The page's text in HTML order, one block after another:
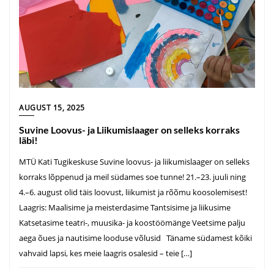
AUGUST 15, 2025
Suvine Loovus- ja Liikumislaager on selleks korraks
läbi!
MTÜ Kati Tugikeskuse Suvine loovus- ja liikumislaager on selleks
korraks lõppenud ja meil südames soe tunne! 21.–23. juuli ning
4.–6. august olid täis loovust, liikumist ja rõõmu koosolemisest!
Laagris: Maalisime ja meisterdasime Tantsisime ja liikusime
Katsetasime teatri-, muusika- ja koostöömänge Veetsime palju
aega õues ja nautisime looduse võlusid Täname südamest kõiki
vahvaid lapsi, kes meie laagris osalesid – teie […]